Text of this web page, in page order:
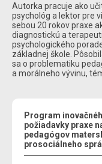
Autorka pracuje ako
psychológ a lektor pre
sebou 20 rokov praxe
diagnostickú a
psychologického
základnej škole.
sa o problematiku
a morálneho vývinu,
Program
požiadavky praxe
pedagógov
prosociálneho